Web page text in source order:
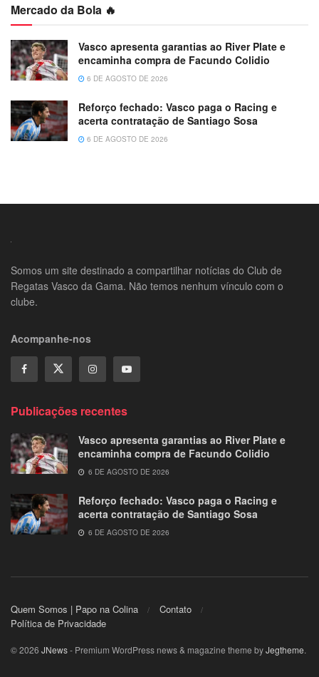
Mercado da Bola 🔥
Vasco apresenta garantias ao River Plate e
encaminha compra de Facundo Colidio
6 DE AGOSTO DE 2026
Reforço fechado: Vasco paga o Racing e
acerta contratação de Santiago Sosa
6 DE AGOSTO DE 2026
Somos um site destinado a compartilhar notícias do Club de
Regatas Vasco da Gama. Não temos nenhum vínculo com o
clube.
Acompanhe-nos
Publicações recentes
Vasco apresenta garantias ao River Plate e
encaminha compra de Facundo Colidio
6 DE AGOSTO DE 2026
Reforço fechado: Vasco paga o Racing e
acerta contratação de Santiago Sosa
6 DE AGOSTO DE 2026
Quem Somos | Papo na Colina
Contato
Política de Privacidade
© 2026 JNews- Premium WordPress news & magazine theme byJegtheme.